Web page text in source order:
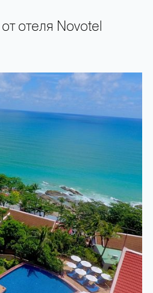
отеля Novotel